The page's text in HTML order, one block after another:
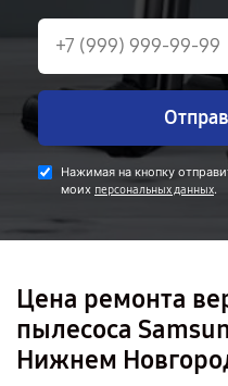
Нажимая на кнопку
моих персональных данных.
Цена ремонта
пылесоса
Нижнем